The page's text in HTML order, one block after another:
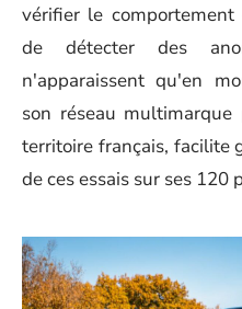
vérifier le
de détecter des
n'apparaissent qu'en
son réseau
territoire français, facilite
de ces essais sur ses 120